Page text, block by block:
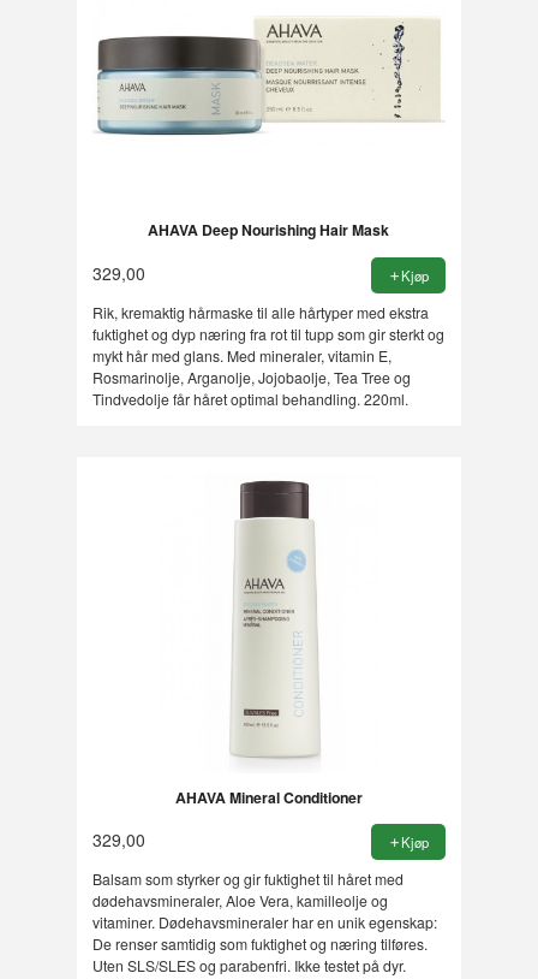
AHAVA Deep Nourishing Hair Mask
329,00 Kjøp
Rik, kremaktig hårmaske til alle hårtyper med ekstra
fuktighet og dyp næring fra rot til tupp som gir sterkt og
mykt hår med glans. Med mineraler, vitamin E,
Rosmarinolje, Arganolje, Jojobaolje, Tea Tree og
Tindvedolje får håret optimal behandling. 220ml.
AHAVA Mineral Conditioner
329,00 Kjøp
Balsam som styrker og gir fuktighet til håret med
dødehavsmineraler, Aloe Vera, kamilleolje og
vitaminer. Dødehavsmineraler har en unik egenskap:
De renser samtidig som fuktighet og næring tilføres.
Uten SLS/SLES og parabenfri. Ikke testet på dyr.